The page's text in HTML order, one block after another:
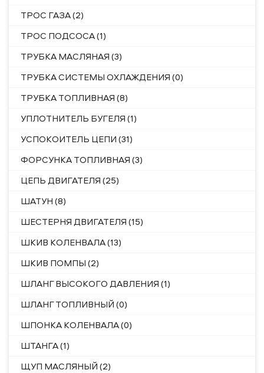
ТРОС ГАЗА (2)
ТРОС ПОДСОСА (1)
ТРУБКА МАСЛЯНАЯ (3)
ТРУБКА СИСТЕМЫ ОХЛАЖДЕНИЯ (0)
ТРУБКА ТОПЛИВНАЯ (8)
УПЛОТНИТЕЛЬ БУГЕЛЯ (1)
УСПОКОИТЕЛЬ ЦЕПИ (31)
ФОРСУНКА ТОПЛИВНАЯ (3)
ЦЕПЬ ДВИГАТЕЛЯ (25)
ШАТУН (8)
ШЕСТЕРНЯ ДВИГАТЕЛЯ (15)
ШКИВ КОЛЕНВАЛА (13)
ШКИВ ПОМПЫ (2)
ШЛАНГ ВЫСОКОГО ДАВЛЕНИЯ (1)
ШЛАНГ ТОПЛИВНЫЙ (0)
ШПОНКА КОЛЕНВАЛА (0)
ШТАНГА (1)
ЩУП МАСЛЯНЫЙ (2)